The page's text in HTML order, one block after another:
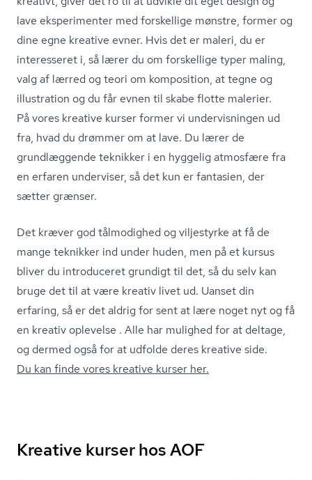
lave eksperimenter med forskellige mønstre, former og
dine egne kreative evner. Hvis det er maleri, du er
interesseret i, så lærer du om forskellige typer maling,
valg af lærred og teori om komposition, at tegne og
illustration og du får evnen til skabe flotte malerier.
På vores kreative kurser former vi undervisningen ud
fra, hvad du drømmer om at lave. Du lærer de
grundlæggende teknikker i en hyggelig atmosfære fra
en erfaren underviser, så det kun er fantasien, der
sætter grænser.
Det kræver god tålmodighed og viljestyrke at få de
mange teknikker ind under huden, men på et kursus
bliver du introduceret grundigt til det, så du selv kan
bruge det til at være kreativ livet ud. Uanset din
erfaring, så er det aldrig for sent at lære noget nyt og få
en kreativ oplevelse . Alle har mulighed for at deltage,
og dermed også for at udfolde deres kreative side.
Du kan finde vores kreative kurser her.
Kreative kurser hos AOF